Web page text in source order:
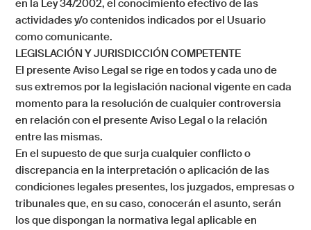
en la Ley 34/2002, el conocimiento efectivo de las
actividades y/o contenidos indicados por el Usuario
como comunicante.
LEGISLACIÓN Y JURISDICCIÓN COMPETENTE
El presente Aviso Legal se rige en todos y cada uno de
sus extremos por la legislación nacional vigente en cada
momento para la resolución de cualquier controversia
en relación con el presente Aviso Legal o la relación
entre las mismas.
En el supuesto de que surja cualquier conflicto o
discrepancia en la interpretación o aplicación de las
condiciones legales presentes, los juzgados, empresas o
tribunales que, en su caso, conocerán el asunto, serán
los que dispongan la normativa legal aplicable en